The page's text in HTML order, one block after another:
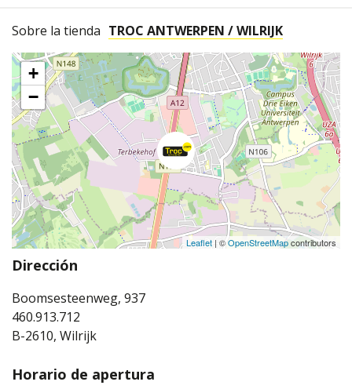
Sobre la tienda TROC ANTWERPEN / WILRIJK
+
−
Leaflet | ©OpenStreetMapcontributors
Dirección
Boomsesteenweg, 937
460.913.712
B-2610, Wilrijk
Horario de apertura